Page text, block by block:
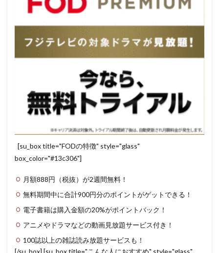
[su_box title="FODの特徴" style="glass"
box_color="#13c306"]
月額888円（税抜）が2週間無料！
無料期間中に合計900円分のポイントがゲットできる！
電子書籍は購入金額の20%がポイントバック！
アニメやドラマなどの動画見放題サービス付き！
100誌以上の雑誌読み放題サービスも！